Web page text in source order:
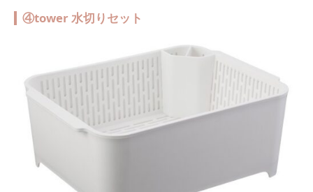
④tower 水切りセット